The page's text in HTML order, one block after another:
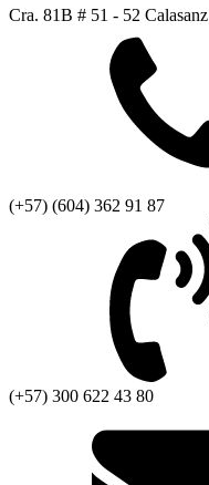
Cra. 81B # 51 - 52 Calasanz
(+57) (604) 362 91 87
(+57) 300 622 43 80